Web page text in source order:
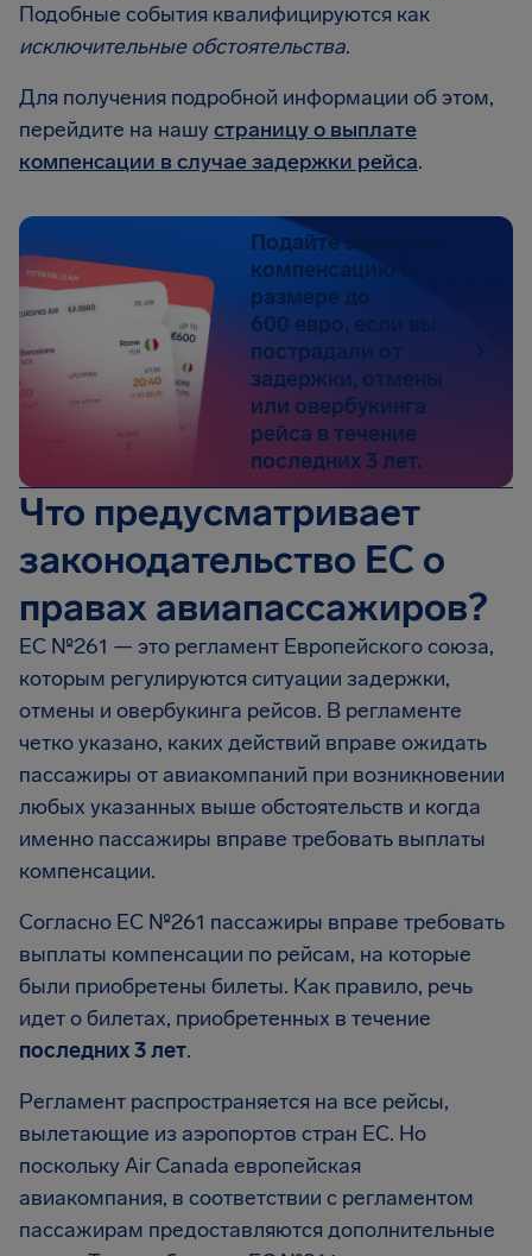
Подобные события квалифицируются как
исключительные обстоятельства.
Для получения подробной информации об этом,
перейдите на нашустраницу о выплате
компенсации в случае задержки рейса.
Подайте заявку на
компенсацию в
размере до
600 евро, если вы
пострадали от
задержки, отмены
или овербукинга
рейса в течение
последних 3 лет.
Что предусматривает
законодательство ЕС о
правах авиапассажиров?
EC №261 — это регламент Европейского союза,
которым регулируются ситуации задержки,
отмены и овербукинга рейсов. В регламенте
четко указано, каких действий вправе ожидать
пассажиры от авиакомпаний при возникновении
любых указанных выше обстоятельств и когда
именно пассажиры вправе требовать выплаты
компенсации.
Согласно EC №261 пассажиры вправе требовать
выплаты компенсации по рейсам, на которые
были приобретены билеты. Как правило, речь
идет о билетах, приобретенных в течение
последних 3 лет.
Регламент распространяется на все рейсы,
вылетающие из аэропортов стран ЕС. Но
поскольку Air Canada европейская
авиакомпания, в соответствии с регламентом
пассажирам предоставляются дополнительные